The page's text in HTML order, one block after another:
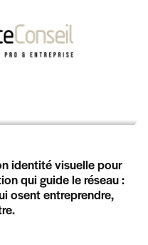
identité visuelle pour
qui guide le réseau :
osent entreprendre,